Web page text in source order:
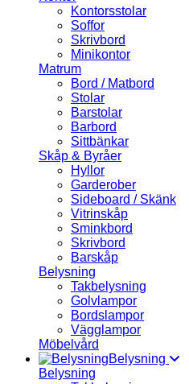
Kontorsstolar
Soffor
Skrivbord
Minikontor
Matrum
Bord / Matbord
Stolar
Barstolar
Barbord
Sittbänkar
Skåp & Byråer
Hyllor
Garderober
Sideboard / Skänk
Vitrinskåp
Sminkbord
Skrivbord
Barskåp
Belysning
Takbelysning
Golvlampor
Bordslampor
Vägglampor
Möbelvård
Belysning
Belysning